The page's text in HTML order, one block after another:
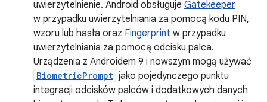
uwierzytelnienie. Android obsługuje Gatekeeper
w przypadku uwierzytelniania za pomocą kodu PIN,
wzoru lub hasła oraz Fingerprint w przypadku
uwierzytelniania za pomocą odcisku palca.
Urządzenia z Androidem 9 i nowszym mogą używać
BiometricPrompt jako pojedynczego punktu
integracji odcisków palców i dodatkowych danych